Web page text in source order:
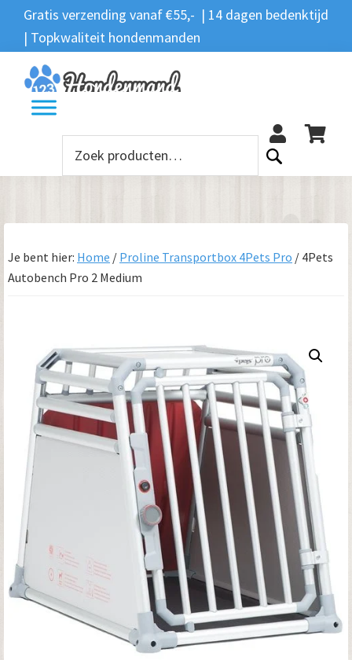
Spring
naar
de
hoofdnavigatie
Door
naar
de
hoofd
inhoud
Spring
naar
de
voettekst
Gratis verzending vanaf €55,- | 14 dagen bedenktijd
| Topkwaliteit hondenmanden
Zoeken
Zoeken
naar:
Je bent hier: Home / Proline Transportbox 4Pets Pro / 4Pets
Autobench Pro 2 Medium